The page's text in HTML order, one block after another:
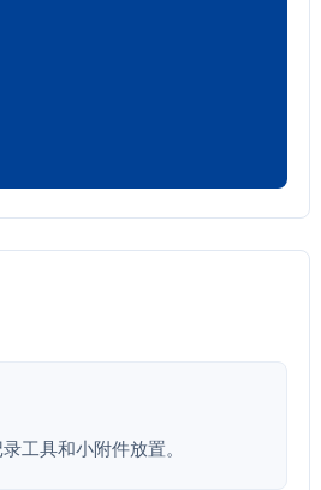
工具和小附件放置。